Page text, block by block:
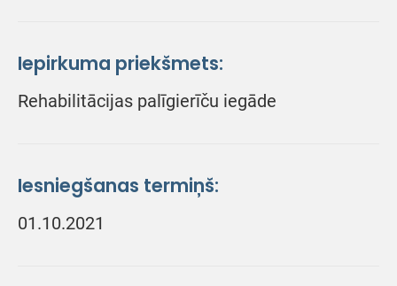
Iepirkuma priekšmets:
Rehabilitācijas palīgierīču iegāde
Iesniegšanas termiņš:
01.10.2021